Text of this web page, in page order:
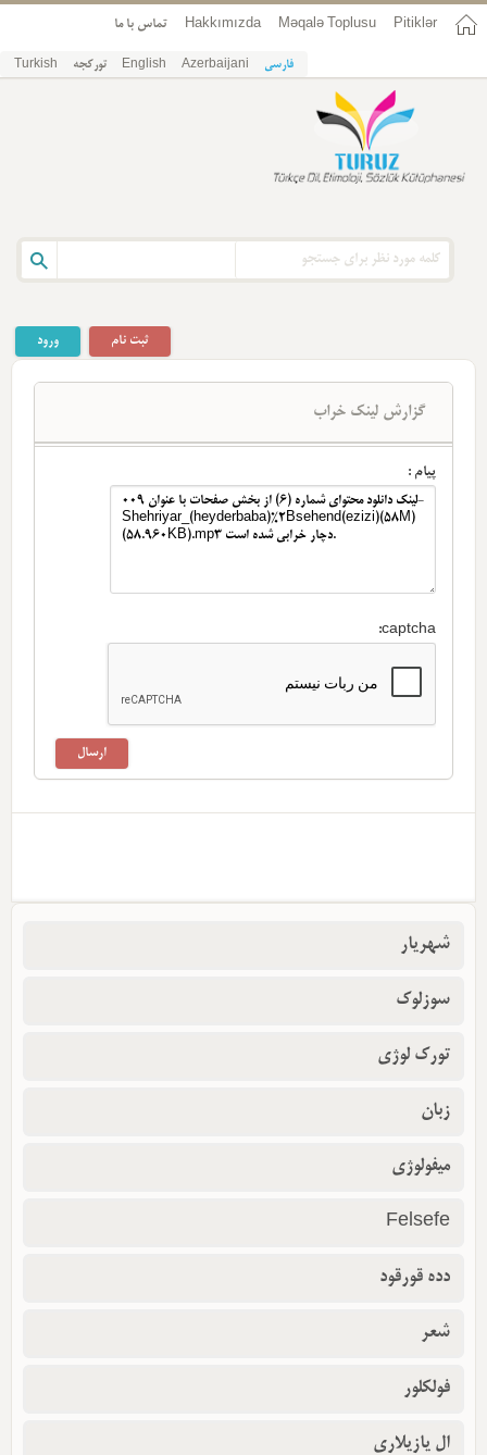
Pitiklər
Məqalə Toplusu
Hakkımızda تماس با ما
فارسی Azerbaijani
English تورکجه Turkish
ورود ثبت نام
گزارش لینک خراب
پیام :
captcha:
شهریار
سوزلوک
تورک لوژی
زبان
میفولوژی
Felsefe
دده قورقود
شعر
فولکلور
ال یازیلاری